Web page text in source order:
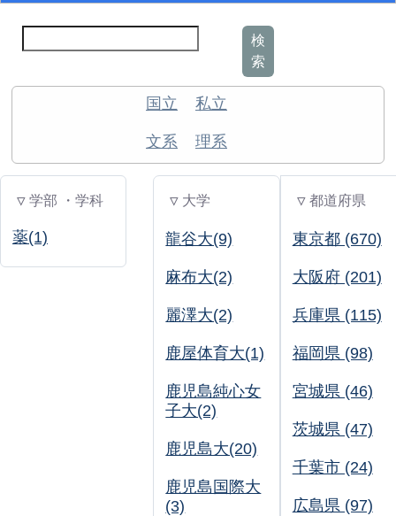
検
索
国立 私立
文系 理系
▽ 学部 ・学科
薬(1)
▽ 大学
龍谷大(9)
麻布大(2)
麗澤大(2)
鹿屋体育大(1)
鹿児島純心女
子大(2)
鹿児島大(20)
鹿児島国際大
(3)
▽ 都道府県
東京都 (670)
大阪府 (201)
兵庫県 (115)
福岡県 (98)
宮城県 (46)
茨城県 (47)
千葉市 (24)
広島県 (97)